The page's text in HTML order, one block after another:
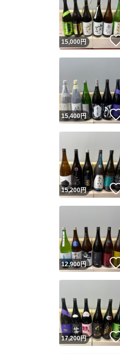
15,000円
15,400円
15,200円
12,900円
17,200円